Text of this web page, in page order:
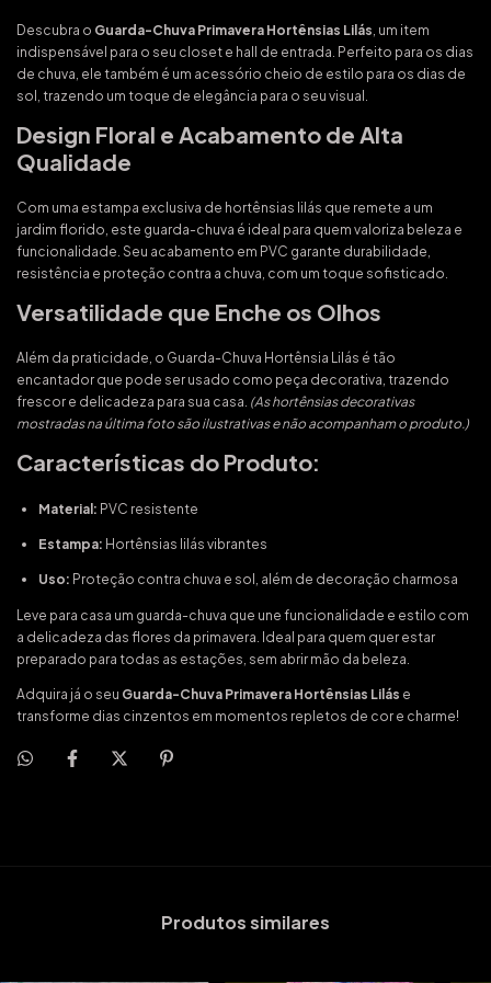
Descubra o Guarda-Chuva Primavera Hortênsias Lilás , um item
indispensável para o seu closet e hall de entrada. Perfeito para os dias
de chuva, ele também é um acessório cheio de estilo para os dias de
sol, trazendo um toque de elegância para o seu visual.
Design Floral e Acabamento de Alta
Qualidade
Com uma estampa exclusiva de hortênsias lilás que remete a um
jardim florido, este guarda-chuva é ideal para quem valoriza beleza e
funcionalidade. Seu acabamento em PVC garante durabilidade,
resistência e proteção contra a chuva, com um toque sofisticado.
Versatilidade que Enche os Olhos
Além da praticidade, o Guarda-Chuva Hortênsia Lilás é tão
encantador que pode ser usado como peça decorativa, trazendo
frescor e delicadeza para sua casa. (As hortênsias decorativas
mostradas na última foto são ilustrativas e não acompanham o produto.)
Características do Produto:
Material: PVC resistente
Estampa: Hortênsias lilás vibrantes
Uso: Proteção contra chuva e sol, além de decoração charmosa
Leve para casa um guarda-chuva que une funcionalidade e estilo com
a delicadeza das flores da primavera. Ideal para quem quer estar
preparado para todas as estações, sem abrir mão da beleza.
Adquira já o seu Guarda-Chuva Primavera Hortênsias Lilás e
transforme dias cinzentos em momentos repletos de cor e charme!
Produtos similares